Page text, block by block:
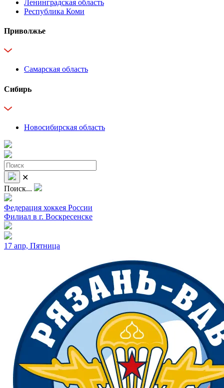
Ленинградская область
Республика Коми
Приволжье
Самарская область
Сибирь
Новосибирская область
✕
Поиск...
Федерация хоккея России
Филиал в г. Воскресенске
17 апр, Пятница